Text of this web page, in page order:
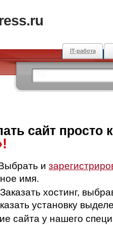
IT-работа
сайт просто
и
имя.
Заказать хостинг,
установку
сайта у нашего